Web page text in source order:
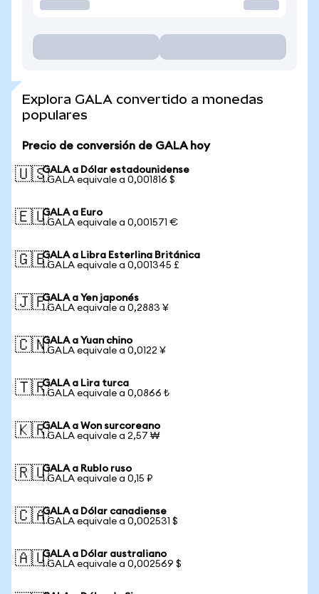
Explora GALA convertido a monedas
populares
Precio de conversión de GALA hoy
🇺🇸GALA a Dólar estadounidense
1 GALA equivale a 0,001816 $
🇪🇺GALA a Euro
1 GALA equivale a 0,001571 €
🇬🇧GALA a Libra Esterlina Británica
1 GALA equivale a 0,001345 £
🇯🇵GALA a Yen japonés
1 GALA equivale a 0,2883 ¥
🇨🇳GALA a Yuan chino
1 GALA equivale a 0,0122 ¥
🇹🇷GALA a Lira turca
1 GALA equivale a 0,0866 ₺
🇰🇷GALA a Won surcoreano
1 GALA equivale a 2,57 ₩
🇷🇺GALA a Rublo ruso
1 GALA equivale a 0,15 ₽
🇨🇦GALA a Dólar canadiense
1 GALA equivale a 0,002531 $
🇦🇺GALA a Dólar australiano
1 GALA equivale a 0,002569 $